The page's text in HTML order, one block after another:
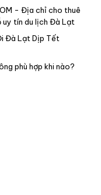
- Địa chỉ cho thuê
tín du lịch Đà Lạt
Đà Lạt Dịp Tết
phù hợp khi nào?